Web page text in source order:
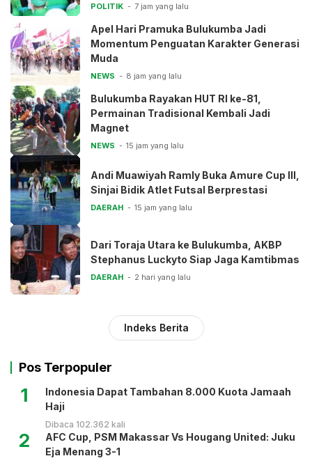
POLITIK 7 jam yang lalu
Apel Hari Pramuka Bulukumba Jadi
Momentum Penguatan Karakter Generasi
Muda
NEWS 8 jam yang lalu
Bulukumba Rayakan HUT RI ke-81,
Permainan Tradisional Kembali Jadi
Magnet
NEWS 15 jam yang lalu
Andi Muawiyah Ramly Buka Amure Cup III,
Sinjai Bidik Atlet Futsal Berprestasi
DAERAH 15 jam yang lalu
Dari Toraja Utara ke Bulukumba, AKBP
Stephanus Luckyto Siap Jaga Kamtibmas
DAERAH 2 hari yang lalu
Indeks Berita
Pos Terpopuler
1
Indonesia Dapat Tambahan 8.000 Kuota Jamaah
Haji
Dibaca 102.362 kali
2
AFC Cup, PSM Makassar Vs Hougang United: Juku
Eja Menang 3-1